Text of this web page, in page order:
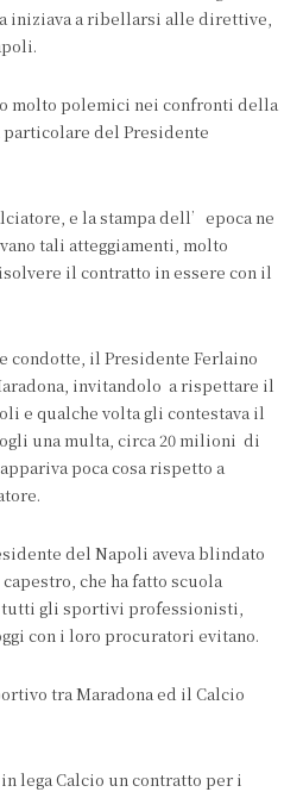
iniziava a ribellarsi alle direttive,
molto polemici nei confronti della
del Presidente
e la stampa dell’epoca ne
tali atteggiamenti, molto
il contratto in essere con il
condotte, il Presidente Ferlaino
invitandolo a rispettare il
e qualche volta gli contestava il
una multa, circa 20 milioni di
poca cosa rispetto a
del Napoli aveva blindato
che ha fatto scuola
tutti gli sportivi professionisti,
con i loro procuratori evitano.
tra Maradona ed il Calcio
lega Calcio un contratto per i